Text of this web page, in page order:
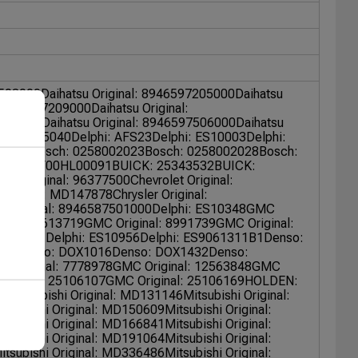
Daihatsu Original: 8946597205000Daihatsu
Daihatsu Original:
Daihatsu Original: 8946597506000Daihatsu
Delphi: AFS23Delphi: ES10003Delphi:
Bosch: 0258002023Bosch: 0258002028Bosch:
Bosch: F00HL00091 BUICK: 25343532BUICK:
Original: 96377500Chevrolet Original:
MD147878Chrysler Original:
Original: 8946587501000Delphi: ES10348GMC
5613719GMC Original: 8991739GMC Original:
Delphi: ES10956Delphi: ES9061311B1 Denso:
Denso: DOX1016Denso: DOX1432Denso:
Original: 7778978GMC Original: 12563848GMC
25106107GMC Original: 25106169HOLDEN:
Mitsubishi Original: MD131146Mitsubishi Original:
Original: MD150609Mitsubishi Original:
Original: MD166841 Mitsubishi Original:
Original: MD191064Mitsubishi Original:
Original: MD336486Mitsubishi Original: